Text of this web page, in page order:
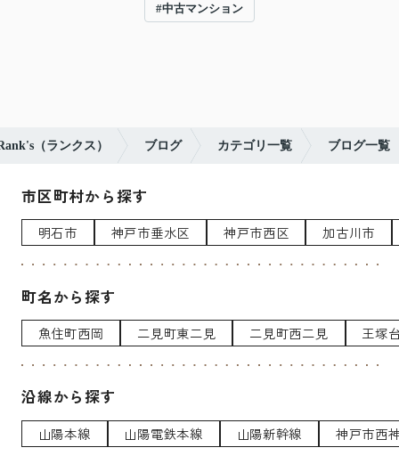
#中古マンション
（ランクス） ブログ カテゴリ一覧 ブログ一覧
市区町村から探す
明石市 神戸市垂水区 神戸市西区 加古川市
町名から探す
魚住町西岡 二見町東二見 二見町西二見 王塚
沿線から探す
山陽本線 山陽電鉄本線 山陽新幹線 神戸市西